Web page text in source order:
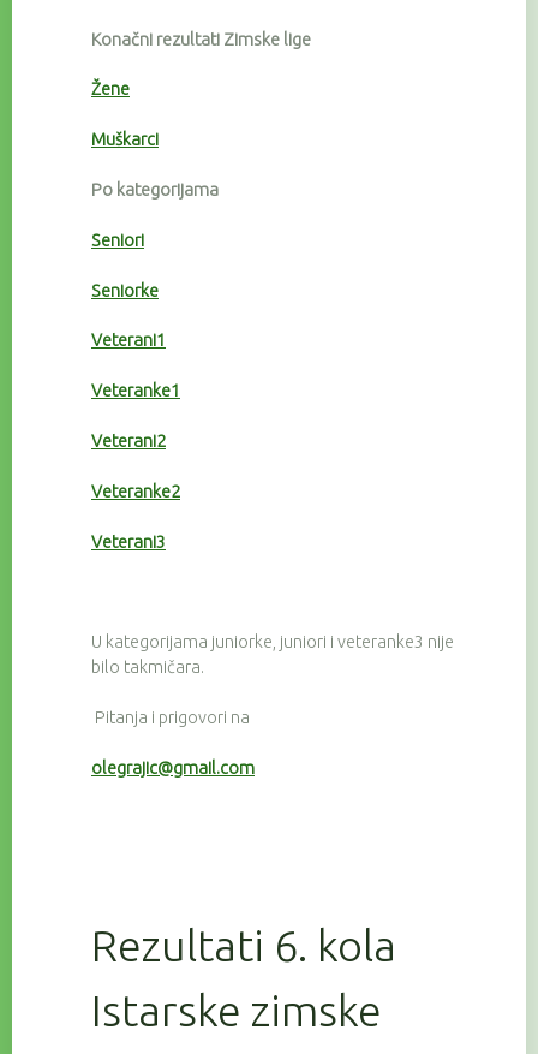
Konačni rezultati Zimske lige
Žene
Muškarci
Po kategorijama
Seniori
Seniorke
Veterani1
Veteranke1
Veterani2
Veteranke2
Veterani3
U kategorijama juniorke, juniori i veteranke3 nije
bilo takmičara.
Pitanja i prigovori na
olegrajic@gmail.com
Rezultati 6. kola
Istarske zimske